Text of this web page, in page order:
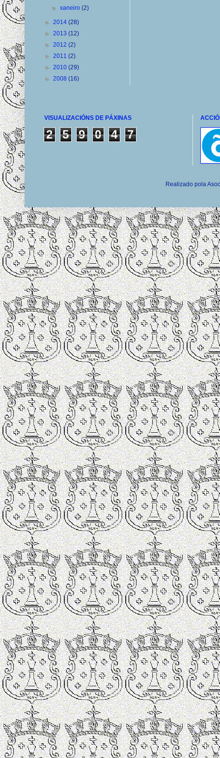
►xaneiro(2)
► 2014 (28)
► 2013 (12)
► 2012 (2)
► 2011 (2)
► 2010 (29)
► 2008 (16)
VISUALIZACIÓNS DE PÁXINAS
2 5 9 0 4 7
Realizado pola